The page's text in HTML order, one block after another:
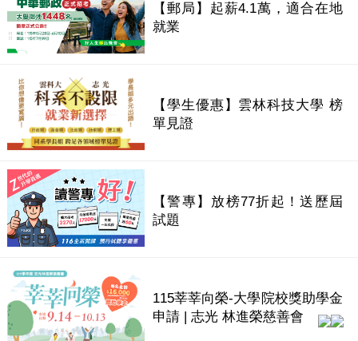
【郵局】起薪4.1萬，適合在地
就業
【學生優惠】雲林科技大學 榜
單見證
【警專】放榜77折起！送歷屆
試題
115莘莘向榮-大學院校獎助學金
申請 | 志光 林進榮慈善會